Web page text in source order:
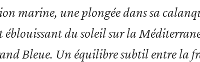
marine, une plongée dans sa
du soleil sur la
Bleue. Un équilibre subtil entre la